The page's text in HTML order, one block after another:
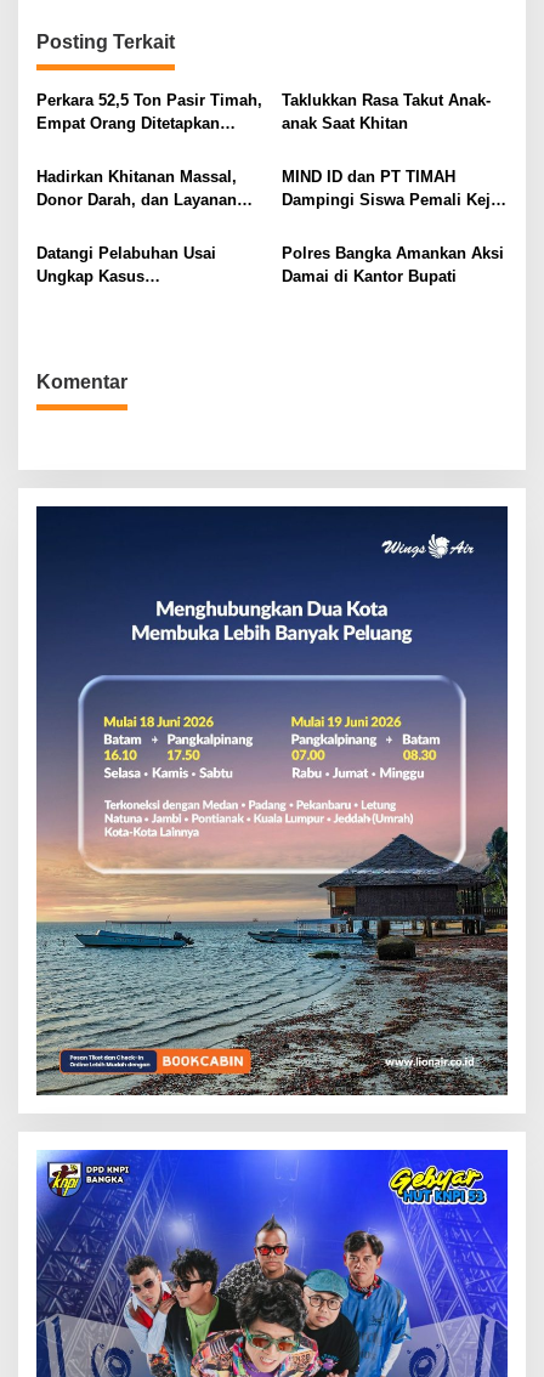
g
a
s
p
o
Posting Terkait
Perkara 52,5 Ton Pasir Timah,
Empat Orang Ditetapkan
Taklukkan Rasa Takut Anak-
anak Saat Khitan
Hadirkan Khitanan Massal,
Donor Darah, dan Layanan
MIND ID dan PT TIMAH
Dampingi Siswa Pemali Kejar
Datangi Pelabuhan Usai
Ungkap Kasus
Polres Bangka Amankan Aksi
Damai di Kantor Bupati
Komentar